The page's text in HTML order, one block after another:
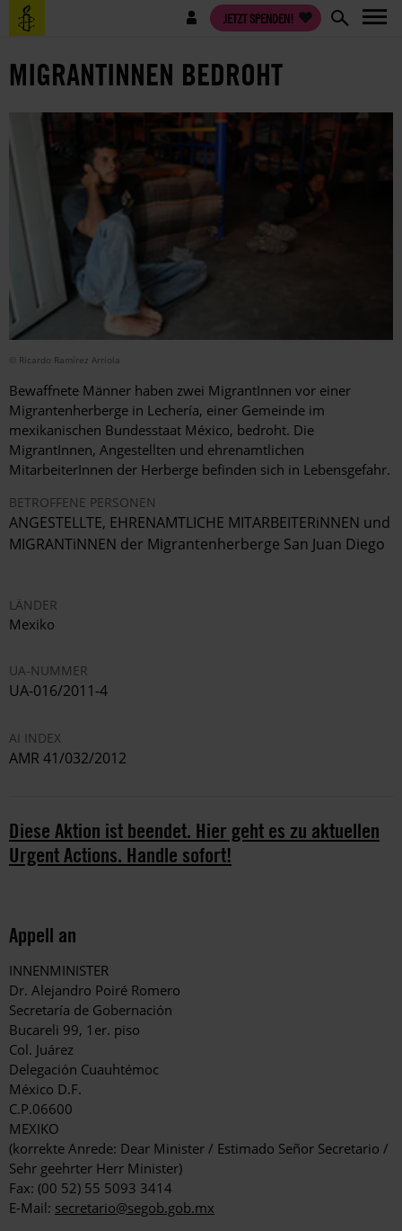
Direkt
zum
Benutzermenü JETZT SPENDEN!
MIGRANTINNEN BEDROHT
© Ricardo Ramírez Arriola
Bewaffnete Männer haben zwei MigrantInnen vor einer
Migrantenherberge in Lechería, einer Gemeinde im
mexikanischen Bundesstaat México, bedroht. Die
MigrantInnen, Angestellten und ehrenamtlichen
MitarbeiterInnen der Herberge befinden sich in Lebensgefahr.
BETROFFENE PERSONEN
ANGESTELLTE, EHRENAMTLICHE MITARBEITERiNNEN und
MIGRANTiNNEN der Migrantenherberge San Juan Diego
LÄNDER
Mexiko
UA-NUMMER
UA-016/2011-4
AI INDEX
AMR 41/032/2012
Diese Aktion ist beendet. Hier geht es zu aktuellen
Urgent Actions. Handle sofort!
Appell an
INNENMINISTER
Dr. Alejandro Poiré Romero
Secretaría de Gobernación
Bucareli 99, 1er. piso
Col. Juárez
Delegación Cuauhtémoc
México D.F.
C.P.06600
MEXIKO
(korrekte Anrede: Dear Minister / Estimado Señor Secretario /
Sehr geehrter Herr Minister)
Fax: (00 52) 55 5093 3414
E-Mail: secretario@segob.gob.mx